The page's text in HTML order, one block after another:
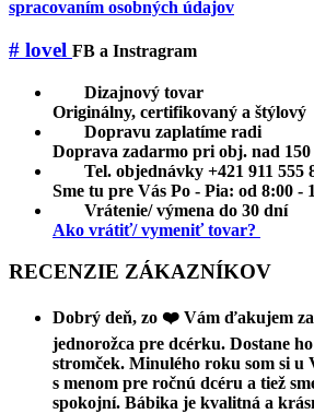
spracovaním osobných údajov
# lovel FB a Instragram
Dizajnový tovar
Originálny, certifikovaný a štýlový
Dopravu zaplatíme radi
Doprava zadarmo pri obj. nad 150
Tel. objednávky +421 911 555
Sme tu pre Vás Po - Pia: od 8:00 -
Vrátenie/ výmena do 30 dní
Ako vrátiť/ vymeniť tovar?
RECENZIE ZÁKAZNÍKOV
Dobrý deň, zo ❤️ Vám ďakujem
jednorožca pre dcérku. Dostane
stromček. Minulého roku som si u
s menom pre ročnú dcéru a tiež
spokojní. Bábika je kvalitná a